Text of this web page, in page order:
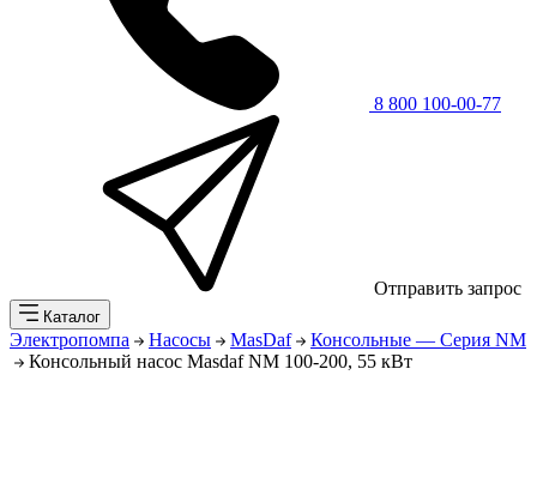
8 800 100-00-77
Отправить запрос
Каталог
Электропомпа Насосы MasDaf
Консольные — Серия NM
Консольный насос Masdaf NM 100-200, 55 кВт